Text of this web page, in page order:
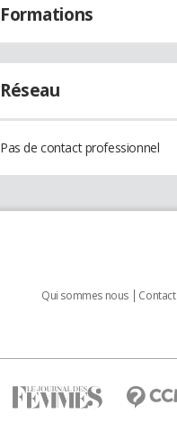
Formations
Réseau
Pas de contact professionnel
Qui sommes nous Contact